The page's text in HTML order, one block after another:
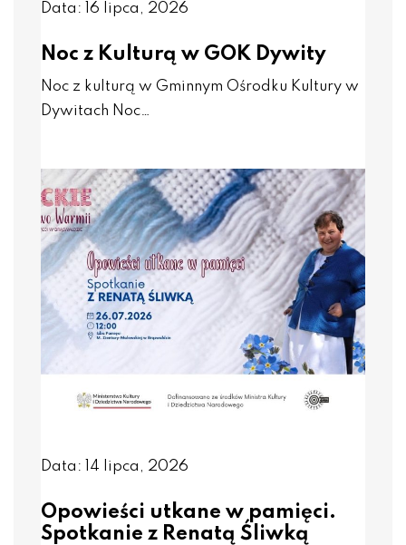
Data: 16 lipca, 2026
Noc z Kulturą w GOK Dywity
Noc z kulturą w Gminnym Ośrodku Kultury w
Dywitach Noc…
Data: 14 lipca, 2026
Opowieści utkane w pamięci.
Spotkanie z Renatą Śliwką